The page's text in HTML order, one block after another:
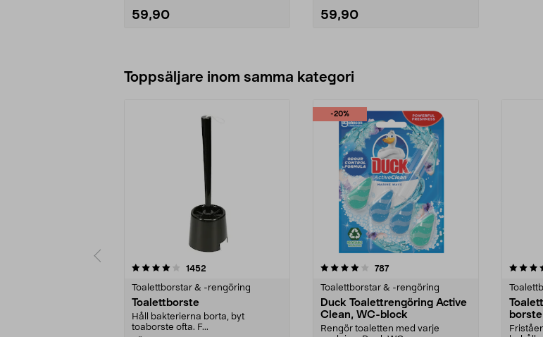
59,90 59,90
Toppsäljare inom samma kategori
1452
Toalettborstar & -rengöring
Toalettborste
Håll bakterierna borta, byt
toaborste ofta. F...
-20%
4.0 av 5 stjärnor 787recensioner
Toalettborstar & -rengöring
Duck Toalettrengöring Active
Clean, WC-block
Rengör toaletten med varje
4.0 av 5 stjärnor
borste